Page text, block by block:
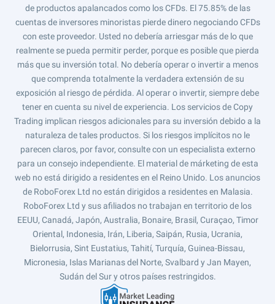
de productos apalancados como los CFDs. El 75.85% de las
cuentas de inversores minoristas pierde dinero negociando CFDs
con este proveedor. Usted no debería arriesgar más de lo que
realmente se pueda permitir perder, porque es posible que pierda
más que su inversión total. No debería operar o invertir a menos
que comprenda totalmente la verdadera extensión de su
exposición al riesgo de pérdida. Al operar o invertir, siempre debe
tener en cuenta su nivel de experiencia. Los servicios de Copy
Trading implican riesgos adicionales para su inversión debido a la
naturaleza de tales productos. Si los riesgos implícitos no le
parecen claros, por favor, consulte con un especialista externo
para un consejo independiente. El material de márketing de esta
web no está dirigido a residentes en el Reino Unido. Los anuncios
de RoboForex Ltd no están dirigidos a residentes en Malasia.
RoboForex Ltd y sus afiliados no trabajan en territorio de los
EEUU, Canadá, Japón, Australia, Bonaire, Brasil, Curaçao, Timor
Oriental, Indonesia, Irán, Liberia, Saipán, Rusia, Ucrania,
Bielorrusia, Sint Eustatius, Tahití, Turquía, Guinea-Bissau,
Micronesia, Islas Marianas del Norte, Svalbard y Jan Mayen,
Sudán del Sur y otros países restringidos.